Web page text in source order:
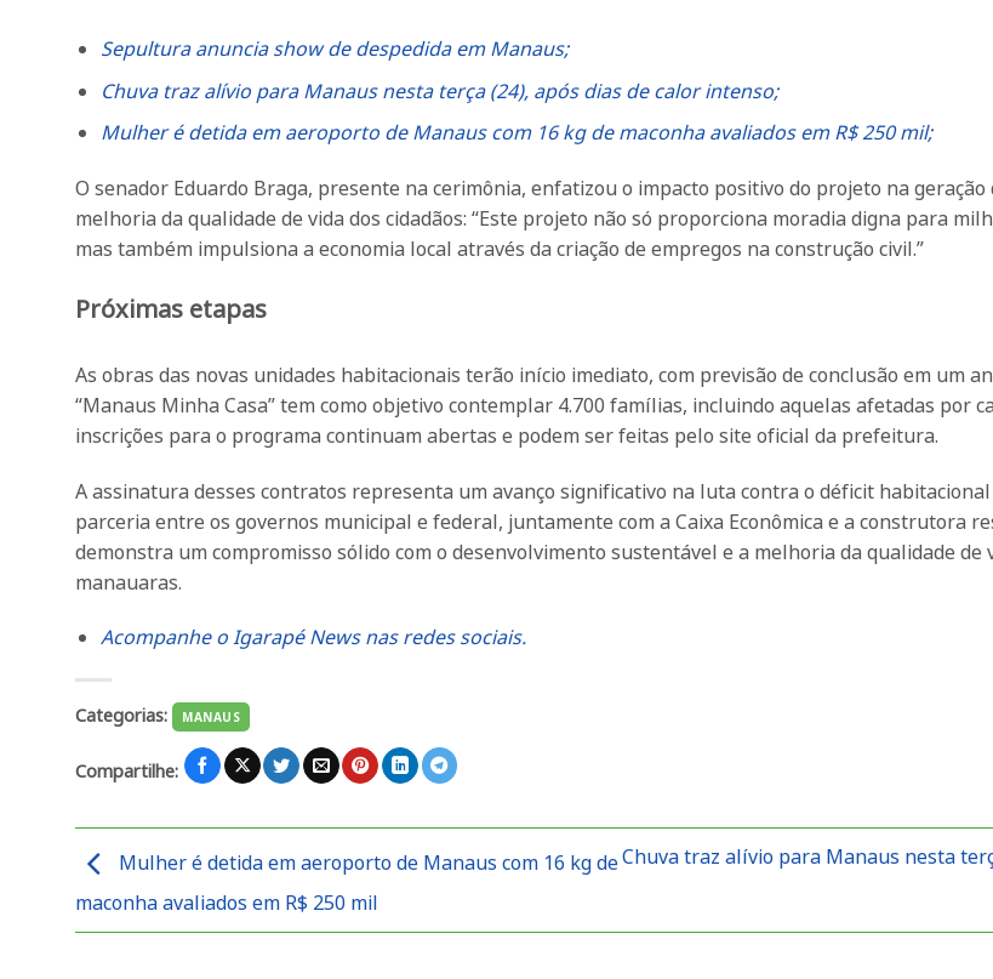
Sepultura anuncia show de despedida em Manaus;
Chuva traz alívio para Manaus nesta terça (24), após dias de calor intenso;
Mulher é detida em aeroporto de Manaus com 16 kg de maconha avaliados em R$ 250 mil;
O senador Eduardo Braga, presente na cerimônia, enfatizou o impacto positivo do projeto na geração
melhoria da qualidade de vida dos cidadãos: “Este projeto não só proporciona moradia digna para
mas também impulsiona a economia local através da criação de empregos na construção civil.”
Próximas etapas
As obras das novas unidades habitacionais terão início imediato, com previsão de conclusão em um
“Manaus Minha Casa” tem como objetivo contemplar 4.700 famílias, incluindo aquelas afetadas por
inscrições para o programa continuam abertas e podem ser feitas pelo site oficial da prefeitura.
A assinatura desses contratos representa um avanço significativo na luta contra o déficit
parceria entre os governos municipal e federal, juntamente com a Caixa Econômica e a construtora
demonstra um compromisso sólido com o desenvolvimento sustentável e a melhoria da qualidade de
manauaras.
Acompanhe o Igarapé News nas redes sociais.
Categorias: MANAUS
Compartilhe:
Mulher é detida em aeroporto de Manaus com 16 kg de
maconha avaliados em R$ 250 mil
Chuva traz alívio para Manaus nesta